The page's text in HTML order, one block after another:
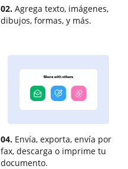
02. Agrega texto, imágenes,
dibujos, formas, y más.
04. Envía, exporta, envía por
fax, descarga o imprime tu
documento.